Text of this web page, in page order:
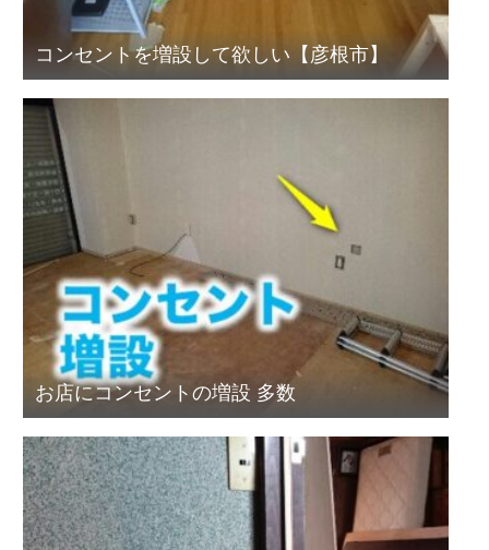
コンセントを増設して欲しい【彦根市】
お店にコンセントの増設 多数